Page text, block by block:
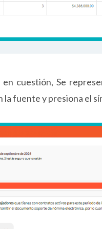
cuestión, Se
la fuente y presiona el